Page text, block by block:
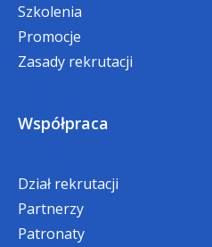
Szkolenia
Promocje
Zasady rekrutacji
Współpraca
Dział rekrutacji
Partnerzy
Patronaty